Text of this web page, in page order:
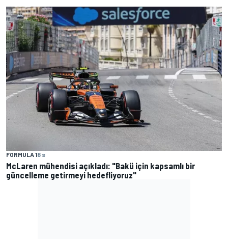
FORMULA 18 s
McLaren mühendisi açıkladı: "Bakü için kapsamlı bir
güncelleme getirmeyi hedefliyoruz"